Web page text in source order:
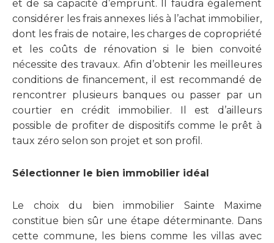
et de sa capacité d’emprunt. Il faudra également
considérer les frais annexes liés à l’achat immobilier,
dont les frais de notaire, les charges de copropriété
et les coûts de rénovation si le bien convoité
nécessite des travaux. Afin d’obtenir les meilleures
conditions de financement, il est recommandé de
rencontrer plusieurs banques ou passer par un
courtier en crédit immobilier. Il est d’ailleurs
possible de profiter de dispositifs comme le prêt à
taux zéro selon son projet et son profil.
Sélectionner le bien immobilier idéal
Le choix du bien immobilier Sainte Maxime
constitue bien sûr une étape déterminante. Dans
cette commune, les biens comme les villas avec